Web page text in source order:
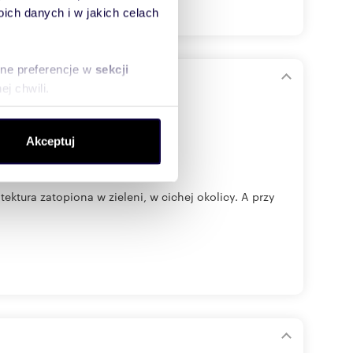
danych i w jakich celach
preferencje w sekcji
chwili.
społecznościowym,
od Ciebie lub
Akceptuj
zatopiona w zieleni, w cichej okolicy. A przy